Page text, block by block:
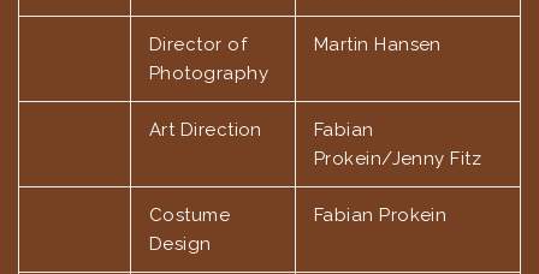
panel
Director of
Photography
Martin Hansen
Art Direction
Fabian
Prokein/Jenny Fitz
Costume
Design
Fabian Prokein